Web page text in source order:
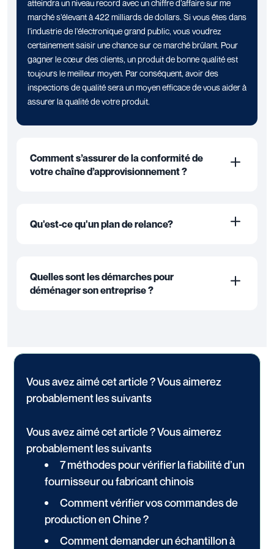
atteindra un niveau record avec un chiffre d’affaire sur me
marché s’élevant à 422 milliards de dollars. Si vous êtes dans
l'industrie de l'électronique grand public, vous voudrez
certainement saisir une chance sur ce marché brûlant. Pour
gagner le cœur des clients, un produit de bonne qualité est
toujours le meilleur moyen. Par conséquent, avoir des
inspections de qualité sera un moyen efficace de vous aider à
assurer la qualité de votre produit.
Comment s’assurer de la conformité de
votre chaîne d’approvisionnement ?
Qu'est-ce qu'un plan de relance?
Quelles sont les démarches pour
déménager son entreprise ?
Vous avez aimé cet article ? Vous aimerez
probablement les suivants
Vous avez aimé cet article ? Vous aimerez
probablement les suivants
7 méthodes pour vérifier la fiabilité d’un
fournisseur ou fabricant chinois
Comment vérifier vos commandes de
production en Chine ?
Comment demander un échantillon à